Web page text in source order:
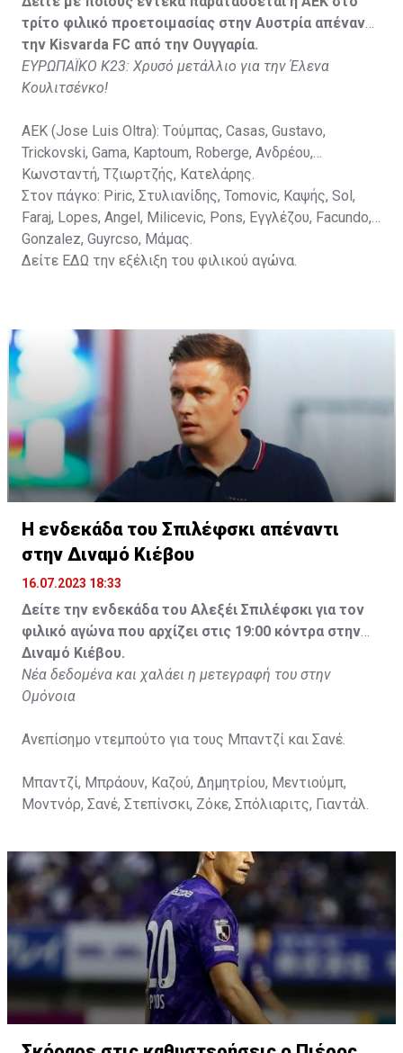
Vida, Otvos, Lucas, Camas, Mesanovic.
τρίτο φιλικό προετοιμασίας στην Αυστρία απέναντι
την Kisvarda FC από την Ουγγαρία.
ΕΥΡΩΠΑΪΚΟ Κ23: Χρυσό μετάλλιο για την Έλενα
Κουλιτσένκο!
ΑΕΚ (Jose Luis Oltra): Tούμπας, Casas, Gustavo,
Trickovski, Gama, Κaptoum, Roberge, Aνδρέου,
Κωνσταντή, Τζιωρτζής, Κατελάρης.
Στον πάγκο: Piric, Στυλιανίδης, Tomovic, Καψής, Sol,
Faraj, Lopes, Angel, Milicevic, Pons, Εγγλέζου, Facundo,
Gonzalez, Guyrcso, Μάμας.
Δείτε ΕΔΩ την εξέλιξη του φιλικού αγώνα.
Η ενδεκάδα του Σπιλέφσκι απέναντι
στην Διναμό Κιέβου
16.07.2023 18:33
Δείτε την ενδεκάδα του Αλεξέι Σπιλέφσκι για τον
φιλικό αγώνα που αρχίζει στις 19:00 κόντρα στην
Διναμό Κιέβου.
Νέα δεδομένα και χαλάει η μετεγραφή του στην
Ομόνοια
Ανεπίσημο ντεμπούτο για τους Μπαντζί και Σανέ.
Μπαντζί, Μπράουν, Καζού, Δημητρίου, Μεντιούμπ,
Μοντνόρ, Σανέ, Στεπίνσκι, Ζόκε, Σπόλιαριτς, Γιαντάλ.